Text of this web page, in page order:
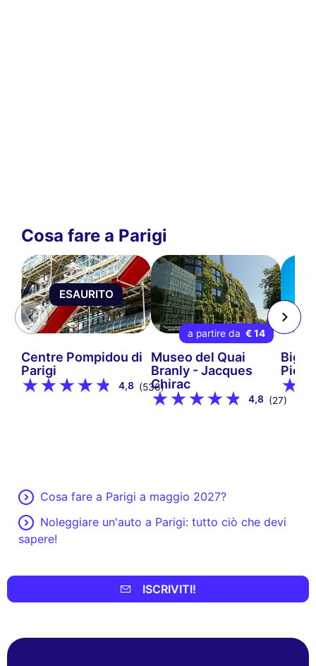
Cosa fare a Parigi
ESAURITO
Centre Pompidou di
Parigi
4,8 (536)
a partire da € 14
Museo del Quai
Branly - Jacques
Chirac
4,8 (27)
Cosa fare a Parigi a maggio 2027?
Noleggiare un'auto a Parigi: tutto ciò che devi
sapere!
ISCRIVITI!